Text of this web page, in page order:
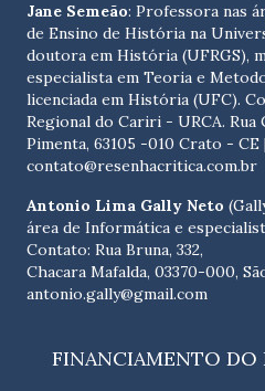
Jane Semeão: Professora nas
de Ensino de História na
doutora em História (UFRGS),
especialista em Teoria e
licenciada em História (UFC).
Regional do Cariri - URCA. Rua
Pimenta, 63105 -010 Crato - CE
contato@resenhacritica.com.br
Antonio Lima Gally Neto
área de Informática e
Contato: Rua Bruna, 332,
Chacara Mafalda, 03370-000,
antonio.gally@gmail.com
FINANCIAMENTO DO